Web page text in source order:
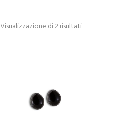
Visualizzazione di 2 risultati